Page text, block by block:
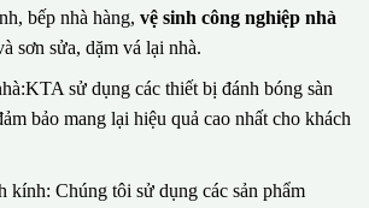
bếp nhà hàng, vệ sinh công nghiệp nhà
sơn sửa, dặm vá lại nhà.
sử dụng các thiết bị đánh bóng sàn
bảo mang lại hiệu quả cao nhất cho khách
kính: Chúng tôi sử dụng các sản phẩm